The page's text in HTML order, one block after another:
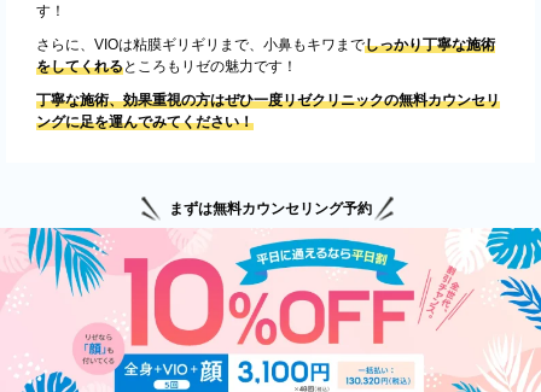
す！
さらに、VIOは粘膜ギリギリまで、小鼻もキワまでしっかり丁寧な施術
をしてくれるところもリゼの魅力です！
丁寧な施術、効果重視の方はぜひ一度リゼクリニックの無料カウンセリ
ングに足を運んでみてください！
まずは無料カウンセリング予約